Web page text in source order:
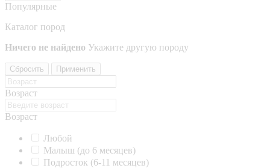
Популярные
Каталог пород
Ничего не найдено Укажите другую породу
Сбросить Применить
Возраст
Возраст
Любой
Малыш (до 6 месяцев)
Подросток (6-11 месяцев)